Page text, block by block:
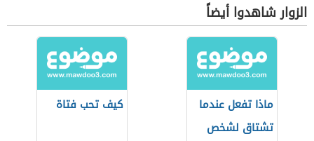
الزوار شاهدوا أيضاً
ماذا تفعل عندما
تشتاق لشخص
كيف تحب فتاة